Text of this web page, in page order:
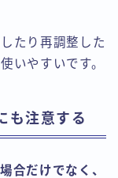
たり再調整した
いやすいです。
も注意する
合だけでなく、